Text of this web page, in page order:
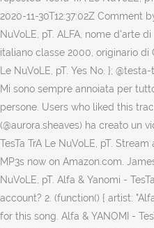
2020-11-30T12:37:02Z Comment
NuVoLE, pT. ALFA, nome d'arte
italiano classe 2000, originario di
Le NuVoLE, pT. Yes No. };
Mi sono sempre annoiata per
persone. Users who liked this
(@aurora.sheaves) ha creato un
TesTa TrA Le NuVoLE, pT.
MP3s now on Amazon.com.
NuVoLE, pT. Alfa & Yanomi -
account? 2. (function() { artist:
for this song. Alfa & YANOMI -